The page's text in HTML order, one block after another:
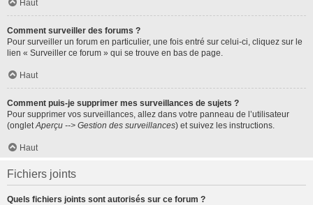
Haut
Comment surveiller des forums ?
Pour surveiller un forum en particulier, une fois entré sur celui-ci, cliquez sur le
lien « Surveiller ce forum » qui se trouve en bas de page.
Haut
Comment puis-je supprimer mes surveillances de sujets ?
Pour supprimer vos surveillances, allez dans votre panneau de l’utilisateur
(ongletAperçu --> Gestion des surveillances) et suivez les instructions.
Haut
Fichiers joints
Quels fichiers joints sont autorisés sur ce forum ?